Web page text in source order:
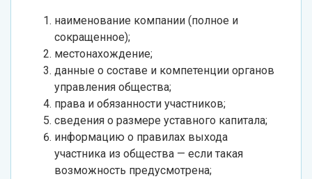
наименование компании (полное и
сокращенное);
местонахождение;
данные о составе и компетенции органов
управления общества;
права и обязанности участников;
сведения о размере уставного капитала;
информацию о правилах выхода
участника из общества — если такая
возможность предусмотрена;